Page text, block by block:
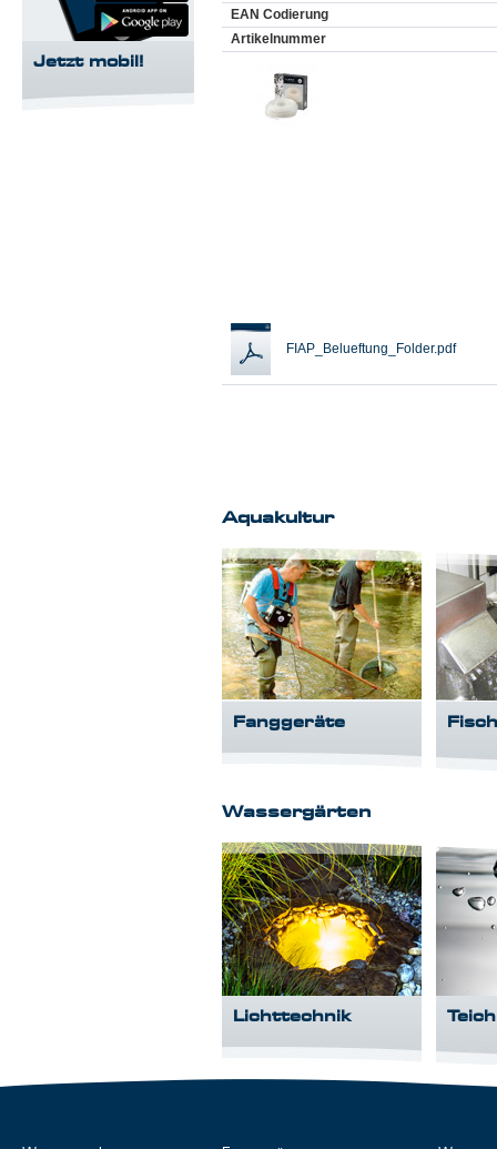
EAN Codierung
Artikelnummer
FIAP_Belueftung_Folder.pdf
Aquakultur
Fanggeräte
Wassergärten
Lichttechnik
Jetzt mobil!